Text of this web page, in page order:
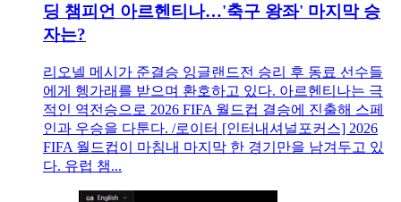
딩 챔피언 아르헨티나…'축구 왕좌' 마지막 승
자는?
리오넬 메시가 준결승 잉글랜드전 승리 후 동료 선수들
에게 헹가래를 받으며 환호하고 있다. 아르헨티나는 극
적인 역전승으로 2026 FIFA 월드컵 결승에 진출해 스페
인과 우승을 다툰다. /로이터 [인터내셔널포커스] 2026
FIFA 월드컵이 마침내 마지막 한 경기만을 남겨두고 있
다. 유럽 챔...